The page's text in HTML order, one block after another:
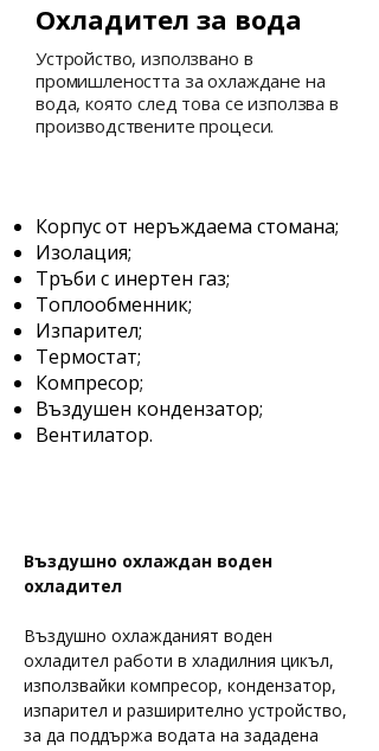
Охладител за вода
Устройство, използвано в
промишлеността за охлаждане на
вода, която след това се използва в
производствените процеси.
Корпус от неръждаема стомана;
Изолация;
Тръби с инертен газ;
Топлообменник;
Изпарител;
Термостат;
Компресор;
Въздушен кондензатор;
Вентилатор.
Въздушно охлаждан воден
охладител
Въздушно охлажданият воден
охладител работи в хладилния цикъл,
използвайки компресор, кондензатор,
изпарител и разширително устройство,
за да поддържа водата на зададена